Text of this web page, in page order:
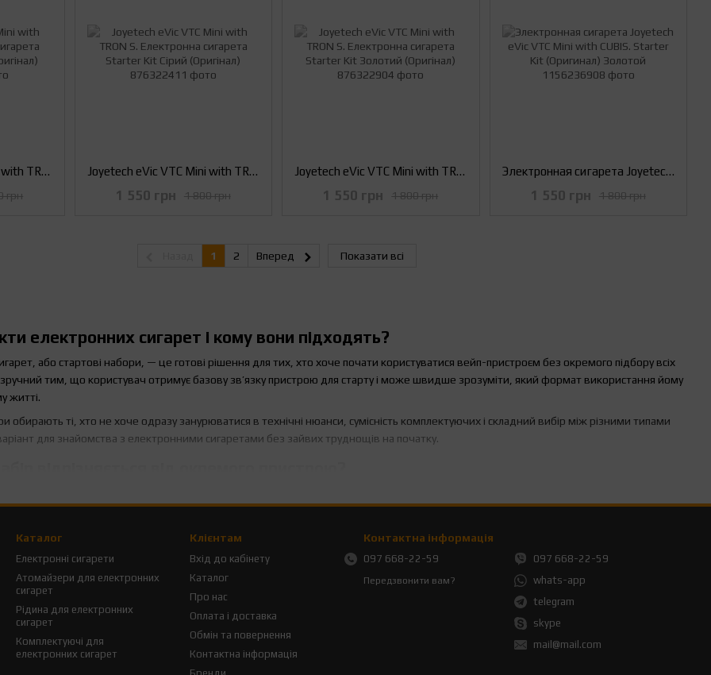
електронних сигарет і кому вони підходять?
або стартові набори, — це готові рішення для тих, хто хоче почати користуватися вейп-пристроєм без окремого підбору всіх
тим, що користувач отримує базову зв’язку пристрою для старту і може швидше зрозуміти, який формат використання йому
житті.
обирають ті, хто не хоче одразу занурюватися в технічні нюанси, сумісність комплектуючих і складний вибір між різними типами
для знайомства з електронними сигаретами без зайвих труднощів на початку.
підійде, чи сумісні між собою різні частини і що саме потрібно докупити для старту. Саме тому комплекти електронних сигарет
тим, хто вже має досвід і хоче самостійно зібрати девайс під конкретні побажання. Стартовий набір, навпаки, дає більш
електронної сигарети під свої потреби?
набору варто дивитися не лише на зовнішній вигляд або бренд. Значення мають формат використання, автономність, тип затяжки,
зручності для щоденного носіння. Для одних користувачів важливіша компактність, для інших — стабільна робота протягом дня або
Joyetech eVic VTC Mini with TRON S. Електронна сигарета Starter Kit Чорний (Оригінал)
грн
Joyetech eVic VTC Mini with TRON S. Електронна сигарета Starter Kit Сірий (Оригінал)
1 800 грн
1 550 грн
Joyetech eVic VTC Mini with TRON S. Електронна сигарета Starter Kit Золотий (Оригінал)
1 800 грн
1 550 грн
Электронная сигарета Joyetech eVic VTC Mini with CUBIS. Starter Kit (Оригинал) Золотой
1 800 грн
1 550 грн
1 2 Вперед Показати всі
Каталог
Електронні сигарети
Атомайзери для електронних
сигарет
Рідина для електронних
сигарет
Комплектуючі для
електронних сигарет
Клієнтам
Вхід до кабінету
Каталог
Про нас
Оплата і доставка
Обмін та повернення
Контактна інформація
Контактна інформація
097 668-22-59
Передзвонити вам?
097 668-22-59
whats-app
telegram
skype
mail@mail.com